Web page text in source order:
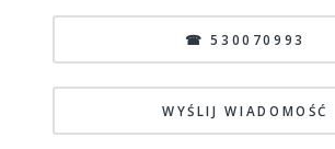
☎ 530070993
WYŚLIJ WIADOMOŚĆ